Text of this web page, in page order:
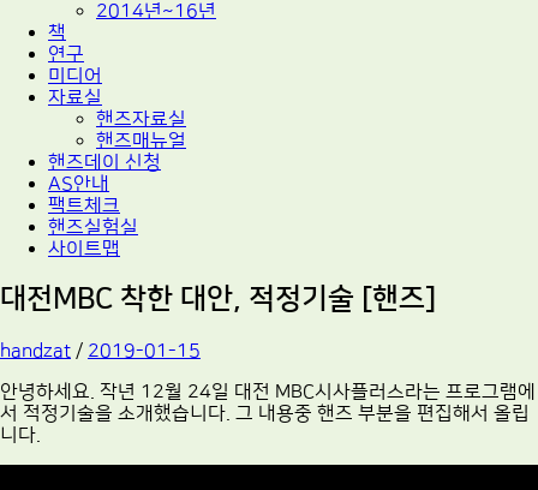
2014년~16년
책
연구
미디어
자료실
핸즈자료실
핸즈매뉴얼
핸즈데이 신청
AS안내
팩트체크
핸즈실험실
사이트맵
대전MBC 착한 대안, 적정기술 [핸즈]
handzat / 2019-01-15
안녕하세요. 작년 12월 24일 대전 MBC시사플러스라는 프로그램에
서 적정기술을 소개했습니다. 그 내용중 핸즈 부분을 편집해서 올립
니다.